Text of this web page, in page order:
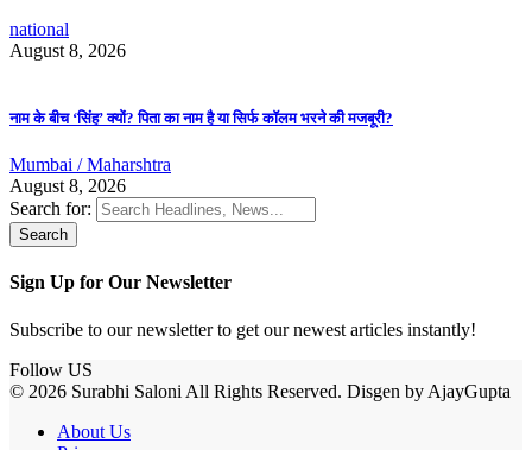
national
August 8, 2026
नाम के बीच ‘सिंह’ क्यों? पिता का नाम है या सिर्फ कॉलम भरने की मजबूरी?
Mumbai / Maharshtra
August 8, 2026
Search for:
Sign Up for Our Newsletter
Subscribe to our newsletter to get our newest articles instantly!
Follow US
© 2026 Surabhi Saloni All Rights Reserved. Disgen by AjayGupta
About Us